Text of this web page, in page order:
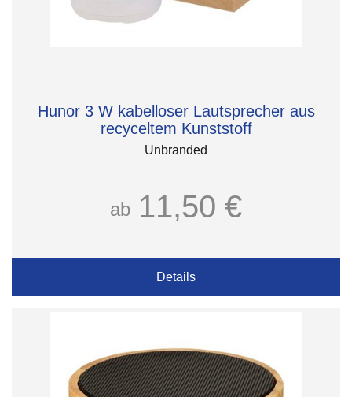
Hunor 3 W kabelloser Lautsprecher aus
recyceltem Kunststoff
Unbranded
ab 11,50 €
Details